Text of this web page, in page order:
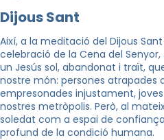
Dijous Sant
Així, a la meditació del Dijous
celebració de la Cena del
un Jesús sol, abandonat i traït,
nostre món: persones atrapades
empresonades injustament,
nostres metròpolis. Però, al
soledat com a espai de
profund de la condició humana.